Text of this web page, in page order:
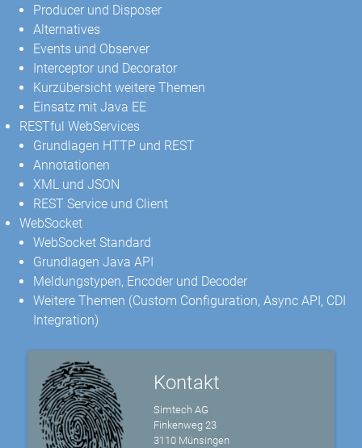
Producer und Disposer
Alternatives
Events und Observer
Interceptor und Decorator
Kurzübersicht weitere Themen
Einsatz mit Java EE
RESTful WebServices
Grundlagen HTTP und REST
Annotationen
XML und JSON
REST Service und Client
WebSocket
WebSocket Standard
Grundlagen Java API
Meldungstypen, Encoder und Decoder
Weitere Themen (Custom Configuration, Async API, CDI
Integration)
Kontakt
Simtech AG
Finkenweg 23
3110 Münsingen